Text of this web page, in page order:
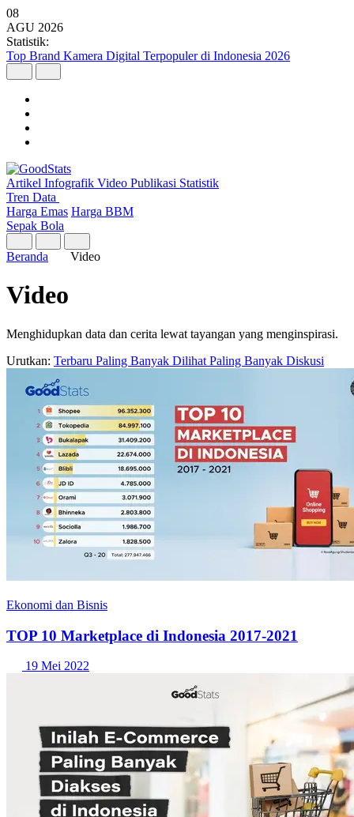
08
AGU 2026
Statistik:
Top Brand Kamera Digital Terpopuler di Indonesia 2026
Artikel Infografik Video Publikasi Statistik
Tren Data
Harga Emas Harga BBM
Sepak Bola
Beranda Video
Video
Menghidupkan data dan cerita lewat tayangan yang menginspirasi.
Urutkan: Terbaru Paling Banyak Dilihat Paling Banyak Diskusi
Ekonomi dan Bisnis
TOP 10 Marketplace di Indonesia 2017-2021
19 Mei 2022